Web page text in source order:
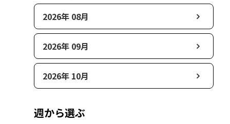
2026年 08月
2026年 09月
2026年 10月
週から選ぶ